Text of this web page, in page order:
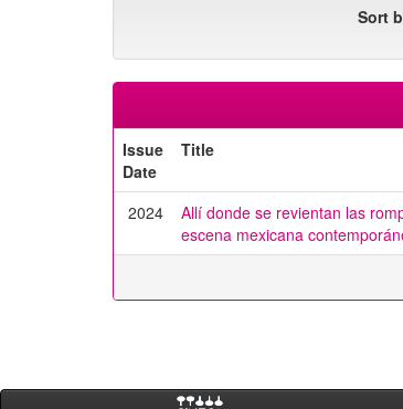
Sort
Issue
Date
Title
2024
Allí donde se revientan las
escena mexicana